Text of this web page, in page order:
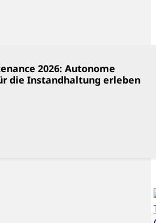
2026: Autonome
die Instandhaltung erleben